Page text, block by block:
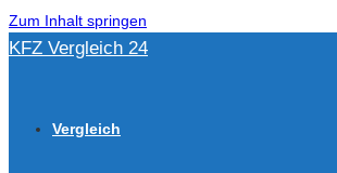
Zum Inhalt springen
KFZ Vergleich 24
Vergleich